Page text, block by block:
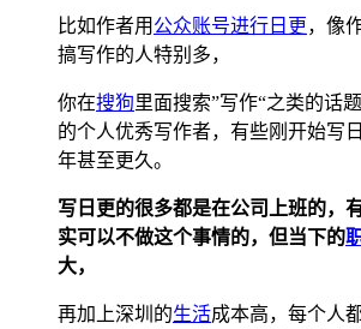
比如作者用 公众账号进行日更 ，像
搞写作的人特别多，
你在搜狗里面搜索”写作“之类的话
的个人优秀写作者，有些刚开始写
年甚至更久。
写日更的很多都是在公司上班的，
实可以不做这个事情的，但当下的
大，
再加上深圳的生活成本高，每个人